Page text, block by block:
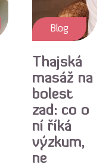
Blog
Thajská
masáž na
bolest
zad: co o
ní říká
výzkum,
ne